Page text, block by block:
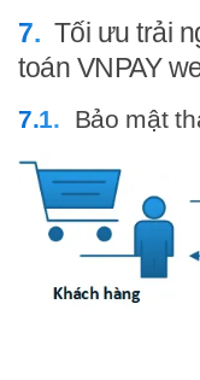
Tối ưu trải
toán VNPAY
Bảo mật